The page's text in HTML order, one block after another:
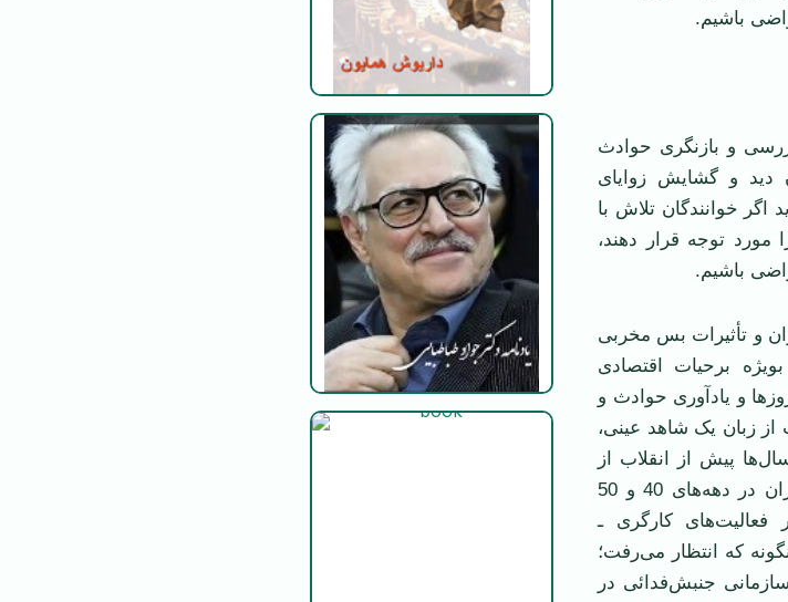
باشيم.
و بازنگری حوادث
ديد و گشايش زوايای
اگر خوانندگان تلاش با
توجه قرار دهند،
باشيم.
و تأثيرات بس مخربی
برحيات اقتصادی
و يادآوری حوادث و
از زبان يک شاهد عينی،
ها پيش از انقلاب از
در دهه
های 40 و 50
فعاليتهای کارگری ـ
که انتظار میرفت؛
جنبشفدائی در